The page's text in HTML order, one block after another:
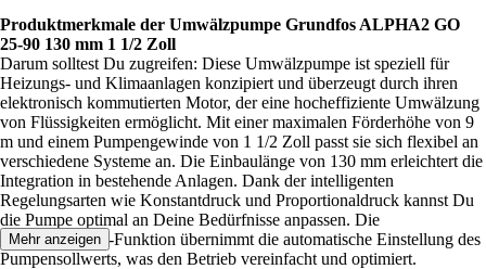
Produktmerkmale der Umwälzpumpe Grundfos ALPHA2 GO
25-90 130 mm 1 1/2 Zoll
Darum solltest Du zugreifen: Diese Umwälzpumpe ist speziell für
Heizungs- und Klimaanlagen konzipiert und überzeugt durch ihren
elektronisch kommutierten Motor, der eine hocheffiziente Umwälzung
von Flüssigkeiten ermöglicht. Mit einer maximalen Förderhöhe von 9
m und einem Pumpengewinde von 1 1/2 Zoll passt sie sich flexibel an
verschiedene Systeme an. Die Einbaulänge von 130 mm erleichtert die
Integration in bestehende Anlagen. Dank der intelligenten
Regelungsarten wie Konstantdruck und Proportionaldruck kannst Du
die Pumpe optimal an Deine Bedürfnisse anpassen. Die
AUTOADAPT-Funktion übernimmt die automatische Einstellung des
Pumpensollwerts, was den Betrieb vereinfacht und optimiert.
Mehr anzeigen